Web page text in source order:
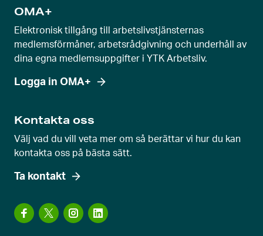
y
OMA+
Elektronisk tillgång till arbetslivstjänsternas
medlemsförmåner, arbetsrådgivning och underhåll av
dina egna medlemsuppgifter i YTK Arbetsliv.
Logga in OMA+
Kontakta oss
Välj vad du vill veta mer om så berättar vi hur du kan
kontakta oss på bästa sätt.
Ta kontakt